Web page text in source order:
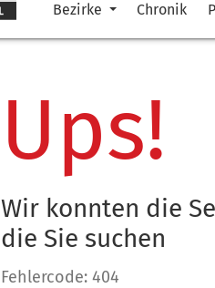
Bezirke Chronik
Ups!
Wir konnten die
die Sie suchen
Fehlercode: 404